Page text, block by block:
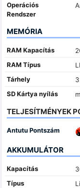
Operációs
Rendszer
MEMÓRIA
RAM Kapacítás
RAM Típus
Tárhely
SD Kártya nyílás
TELJESÍTMÉNYEK
Antutu Pontszám
AKKUMULÁTOR
Kapacítás
Típus